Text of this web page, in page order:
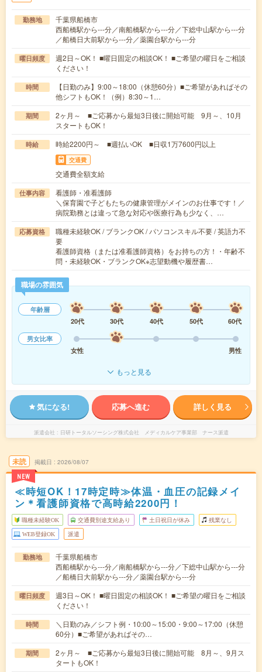
勤務地
千葉県船橋市
西船橋駅から---分／南船橋駅から---分／下総中山駅から---分
／船橋日大前駅から---分／薬園台駅から---分
曜日頻度
週2日～OK！ ■曜日固定の相談OK！ ■ご希望の曜日をご相談
ください！
時間
【日勤のみ】9:00～18:00（休憩60分）■ご希望があればその
他シフトもOK！（例）8:30～1…
期間
2ヶ月～ ■ご応募から最短3日後に開始可能 9月～、10月
スタートもOK！
時給 時給2200円～ ■週払いOK ■日収1万7600円以上
交通費
交通費全額支給
仕事内容
看護師・准看護師
＼保育園で子どもたちの健康管理がメインのお仕事です！／
病院勤務とは違って急な対応や医療行為も少なく、…
応募資格
職種未経験OK / ブランクOK / パソコンスキル不要 / 英語力不
要
看護師資格（または准看護師資格）をお持ちの方！・年齢不
問・未経験OK・ブランクOK※志望動機や履歴書…
職場の雰囲気
年齢層
20代
30代 40代 50代
60代
男女比率
女性
男性
もっと見る
気になる! 応募へ進む 詳しく見る
派遣会社 日研トータルソーシング株式会社 メディカルケア事業部 ナース派遣
未読
NEW
掲載日 2026/08/07
≪時短OK！17時定時≫体温・血圧の記録メイ
ン＊看護師資格で高時給2200円！
職種未経験OK 交通費別途支給あり 土日祝日が休み 残業なし
WEB登録OK 派遣
勤務地
千葉県船橋市
西船橋駅から---分／南船橋駅から---分／下総中山駅から---分
／船橋日大前駅から---分／薬園台駅から---分
曜日頻度
週3日～OK！ ■曜日固定の相談OK！ ■ご希望の曜日をご相談
ください！
時間
＼日勤のみ／シフト例・10:00～15:00・9:00～17:00（休憩
60分）■ご希望があればその…
期間
2ヶ月～ ■ご応募から最短3日後に開始可能 8月～、9月ス
タートもOK！